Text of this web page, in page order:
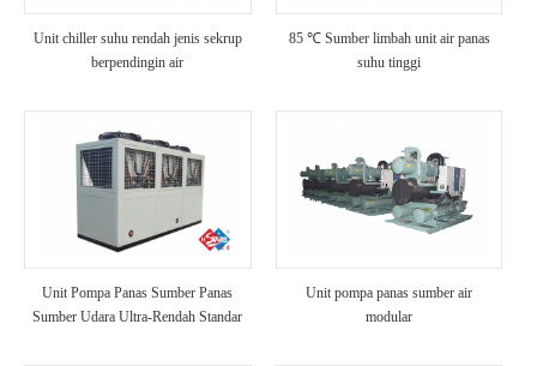
Unit chiller suhu rendah jenis sekrup
berpendingin air
85 ℃ Sumber limbah unit air panas
suhu tinggi
Unit Pompa Panas Sumber Panas
Sumber Udara Ultra-Rendah Standar
Unit pompa panas sumber air
modular